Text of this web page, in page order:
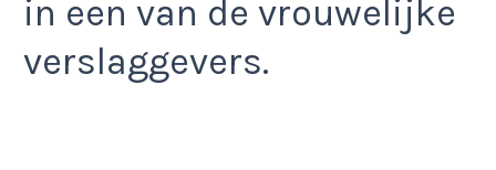
in een van de vrouwelijke
verslaggevers.